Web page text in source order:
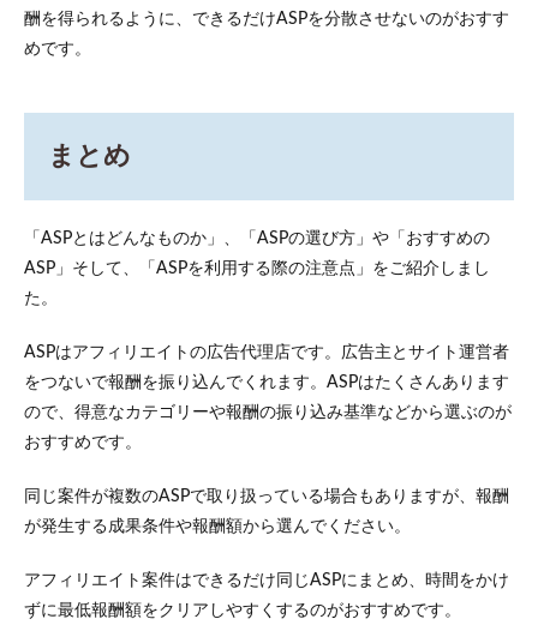
酬を得られるように、できるだけASPを分散させないのがおすす
めです。
まとめ
「ASPとはどんなものか」、「ASPの選び方」や「おすすめの
ASP」そして、「ASPを利用する際の注意点」をご紹介しまし
た。
ASPはアフィリエイトの広告代理店です。広告主とサイト運営者
をつないで報酬を振り込んでくれます。ASPはたくさんあります
ので、得意なカテゴリーや報酬の振り込み基準などから選ぶのが
おすすめです。
同じ案件が複数のASPで取り扱っている場合もありますが、報酬
が発生する成果条件や報酬額から選んでください。
アフィリエイト案件はできるだけ同じASPにまとめ、時間をかけ
ずに最低報酬額をクリアしやすくするのがおすすめです。